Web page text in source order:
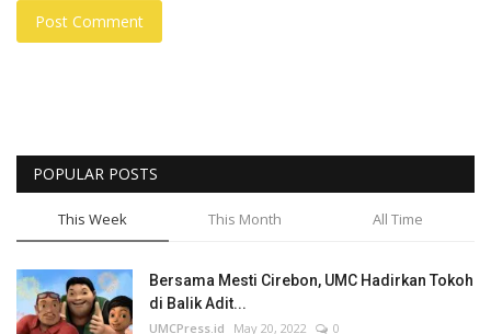
Post Comment
POPULAR POSTS
This Week This Month All Time
Bersama Mesti Cirebon, UMC Hadirkan Tokoh
di Balik Adit...
UMCPress.id May 20, 2022 0